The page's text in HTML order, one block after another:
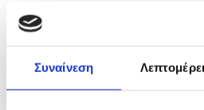
Συναίνεση
πριν μία ώρα
Πέμπτη η Εθνική Κοριτσιών
Summer...